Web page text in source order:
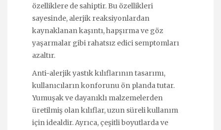
özelliklere de sahiptir. Bu özellikleri
sayesinde, alerjik reaksiyonlardan
kaynaklanan kaşıntı, hapşırma ve göz
yaşarmalar gibi rahatsız edici semptomları
azaltır.
Anti-alerjik yastık kılıflarının tasarımı,
kullanıcıların konforunu ön planda tutar.
Yumuşak ve dayanıklı malzemelerden
üretilmiş olan kılıflar, uzun süreli kullanım
için idealdir. Ayrıca, çeşitli boyutlarda ve